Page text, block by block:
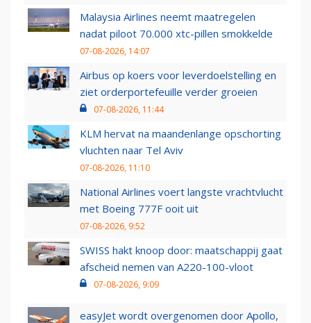
Malaysia Airlines neemt maatregelen
nadat piloot 70.000 xtc-pillen smokkelde
07-08-2026, 14:07
Airbus op koers voor leverdoelstelling en
ziet orderportefeuille verder groeien
07-08-2026, 11:44
KLM hervat na maandenlange opschorting
vluchten naar Tel Aviv
07-08-2026, 11:10
National Airlines voert langste vrachtvlucht
met Boeing 777F ooit uit
07-08-2026, 9:52
SWISS hakt knoop door: maatschappij gaat
afscheid nemen van A220-100-vloot
07-08-2026, 9:09
easyJet wordt overgenomen door Apollo,